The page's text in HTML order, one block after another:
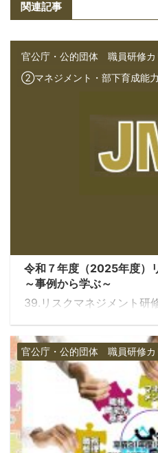
関連記事
官公庁・公的団体 職員研修カ
②マネジメント・部下育成能力
令和７年度（2025年度）
～事例から学ぶ～
39.リスクマネジメント研
官公庁・公的団体 職員研修カ